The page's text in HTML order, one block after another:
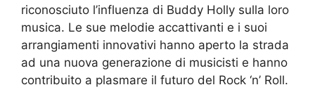
riconosciuto l’influenza di Buddy Holly sulla loro
musica. Le sue melodie accattivanti e i suoi
arrangiamenti innovativi hanno aperto la strada
ad una nuova generazione di musicisti e hanno
contribuito a plasmare il futuro del Rock ‘n’ Roll.